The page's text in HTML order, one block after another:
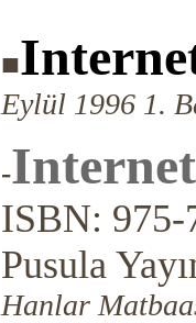
■
Eylül 1996 1.
-
ISBN:
Pusula
Hanlar